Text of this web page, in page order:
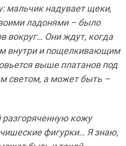
мальчик надувает щеки,
ладонями – было
вокруг… Они ждут, когда
внутри и пощелкивающим
выше платанов под
светом, а может быть –
кожу
фигурки… Я знаю,